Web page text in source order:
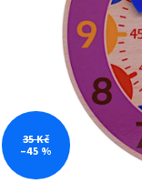
35 Kč
–45 %